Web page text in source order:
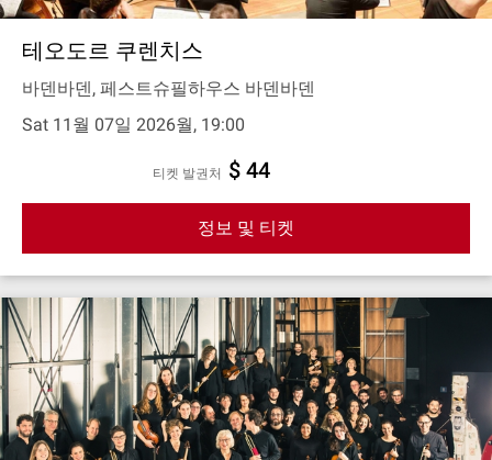
테오도르 쿠렌치스
바덴바덴, 페스트슈필하우스 바덴바덴
Sat 11월 07일 2026월, 19:00
티켓 발권처 $ 44
정보 및 티켓